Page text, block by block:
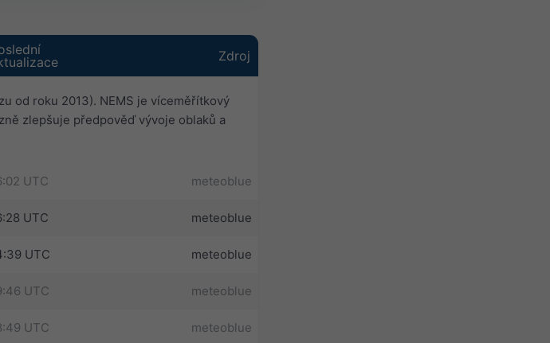
Zdroj
od roku 2013). NEMS je víceměřítkový
zlepšuje předpověď vývoje oblaků a
UTC meteoblue
UTC meteoblue
UTC meteoblue
UTC meteoblue
UTC meteoblue